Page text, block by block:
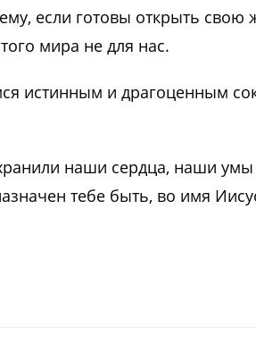
если готовы открыть свою
мира не для нас.
истинным и драгоценным
наши сердца, наши
тебе быть, во имя